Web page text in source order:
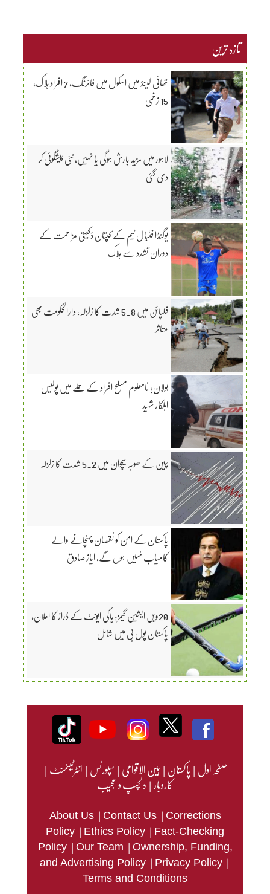
تازہ ترین
تھائی لینڈ میں اسکول میں فائرنگ، 7 افراد ہلاک،
15 زخمی
لاہور میں مزید بارش ہوگی یا نہیں، نئی پیشگوئی کر
دی گئی
یوگنڈا فٹبال ٹیم کے کپتان ڈکیتی مزاحمت کے
دوران تشدد سے ہلاک
فلپائن میں 5.8 شدت کا زلزلہ، دارالحکومت بھی
متاثر
بولان؛ نامعلوم مسلح افراد کے حملے میں پولیس
اہلکار شہید
چین کے صوبہ سیچوان میں 5.2 شدت کا زلزلہ
پاکستان کے امن کو نقصان پہنچانے والے
کامیاب نہیں ہوں گے، ایاز صادق
20ویں ایشین گیمز: ہاکی ایونٹ کے ڈراز کا اعلان،
پاکستان پول بی میں شامل
صفحہ اول|پاکستان|بین الاقوامی|سپورٹس|انٹرٹینمنٹ|
کاروبار|دلچسپ و عجیب
About Us | Contact Us | Corrections
Policy | Ethics Policy | Fact-Checking
Policy | Our Team | Ownership, Funding,
and Advertising Policy | Privacy Policy |
Terms and Conditions